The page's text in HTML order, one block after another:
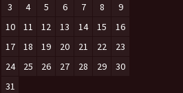
3
4 5 6 7 8
9
10
11 12 13 14 15
16
17
18 19 20 21 22
23
24
25 26 27 28 29
30
31